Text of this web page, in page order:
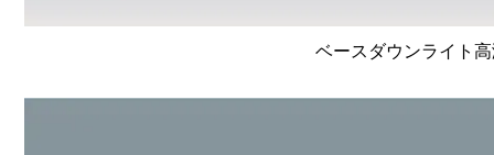
ベースダウンライト